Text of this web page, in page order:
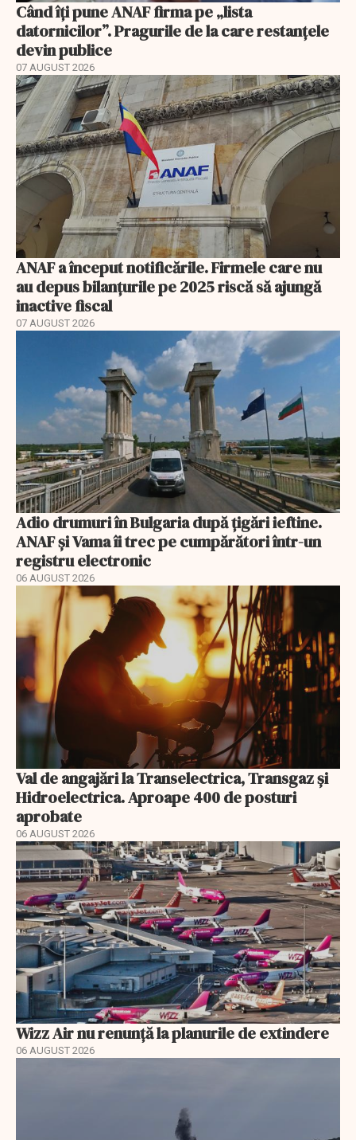
Când îți pune ANAF firma pe „lista
datornicilor”. Pragurile de la care restanțele
devin publice
07 AUGUST 2026
ANAF a început notificările. Firmele care nu
au depus bilanțurile pe 2025 riscă să ajungă
inactive fiscal
07 AUGUST 2026
Adio drumuri în Bulgaria după țigări ieftine.
ANAF și Vama îi trec pe cumpărători într-un
registru electronic
06 AUGUST 2026
Val de angajări la Transelectrica, Transgaz și
Hidroelectrica. Aproape 400 de posturi
aprobate
06 AUGUST 2026
Wizz Air nu renunță la planurile de extindere
06 AUGUST 2026